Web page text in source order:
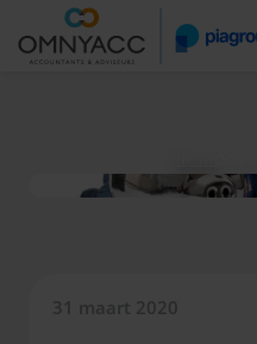
Vestigingen
31 maart 2020